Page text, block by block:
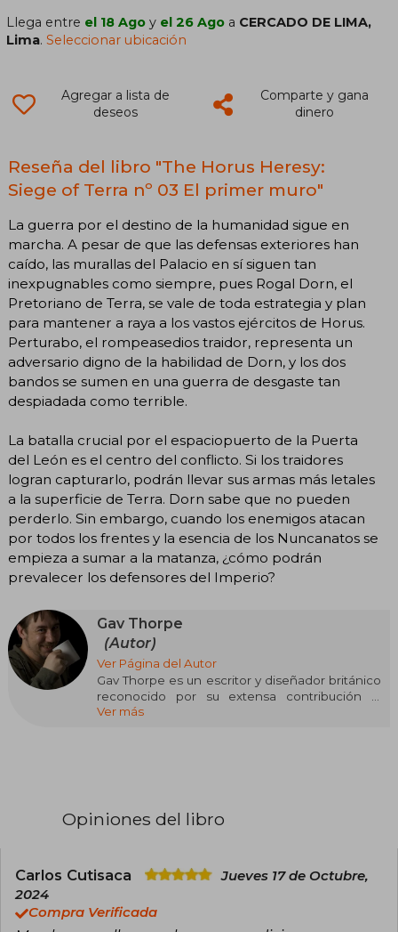
Llega entre el 18 Ago y el 26 Ago a CERCADO DE LIMA,
Lima.Seleccionar ubicación
Agregar a lista de
deseos
Comparte y gana
dinero
Reseña del libro "The Horus Heresy:
Siege of Terra nº 03 El primer muro"
La guerra por el destino de la humanidad sigue en
marcha. A pesar de que las defensas exteriores han
caído, las murallas del Palacio en sí siguen tan
inexpugnables como siempre, pues Rogal Dorn, el
Pretoriano de Terra, se vale de toda estrategia y plan
para mantener a raya a los vastos ejércitos de Horus.
Perturabo, el rompeasedios traidor, representa un
adversario digno de la habilidad de Dorn, y los dos
bandos se sumen en una guerra de desgaste tan
despiadada como terrible.
La batalla crucial por el espaciopuerto de la Puerta
del León es el centro del conflicto. Si los traidores
logran capturarlo, podrán llevar sus armas más letales
a la superficie de Terra. Dorn sabe que no pueden
perderlo. Sin embargo, cuando los enemigos atacan
por todos los frentes y la esencia de los Nuncanatos se
empieza a sumar a la matanza, ¿cómo podrán
prevalecer los defensores del Imperio?
Gav Thorpe
(Autor)
Ver Página del Autor
Gav Thorpe es un escritor y diseñador británico
reconocido por su extensa contribución al
universo de Warhammer 40,000 y The Horus
de novelas, relatos y codex que marcaron la
Como novelista, ha destacado por su habilidad
profundas del deber, la fe y la corrupción del
poder. Entre sus obras más conocidas se
Ver más
Opiniones del libro
Carlos Cutisaca
Jueves 17 de Octubre,
2024
Compra Verificada